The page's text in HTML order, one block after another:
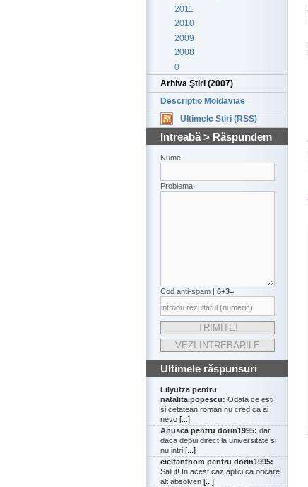
2011
2010
2009
2008
0
Arhiva Ştiri (2007)
Descriptio Moldaviae
Ultimele Stiri (RSS)
Intreabă > Răspundem
Nume:
Problema:
Cod anti-spam | 6+3=
Ultimele răspunsuri
Lilyutza pentru
natalita.popescu: Odata ce esti
si cetatean roman nu cred ca ai
nevo [...]
Anusca pentru dorin1995: dar
daca depui direct la universitate si
nu intri [...]
cielfanthom pentru dorin1995:
Salut! In acest caz aplici ca oricare
alt absolven [...]